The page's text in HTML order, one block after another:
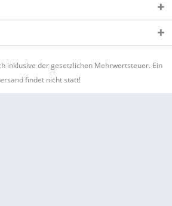
inklusive der gesetzlichen Mehrwertsteuer. Ein
findet nicht statt!